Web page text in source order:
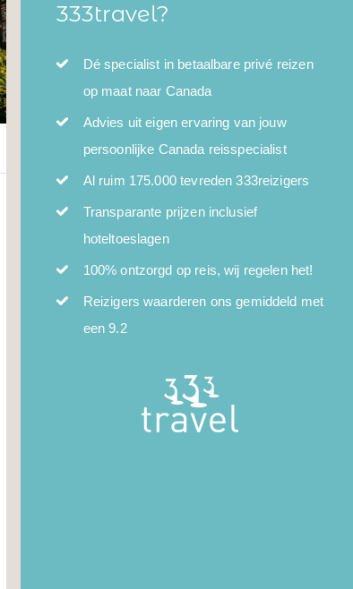
333travel?
Dé specialist in betaalbare privé reizen
op maat naar Canada
Advies uit eigen ervaring van jouw
persoonlijke Canada reisspecialist
Al ruim 175.000 tevreden 333reizigers
Transparante prijzen inclusief
hoteltoeslagen
100% ontzorgd op reis, wij regelen het!
Reizigers waarderen ons gemiddeld met
een 9.2